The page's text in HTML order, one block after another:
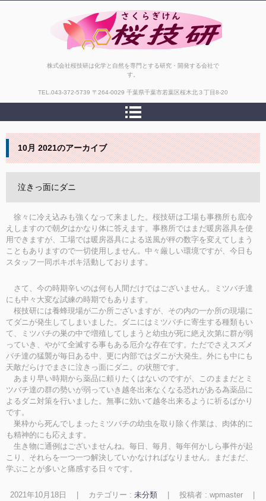
株式会社桜技研は化学と自然を専門とする研究・開発する会社で
す。
TEL. 043-372-5739 〒264-0029 千葉県千葉市若葉区桜木北３丁目8-20
10月 2021のアーカイブ
泣きっ面にダニ
徐々に冷え込みも強くなって来ました。桜技研は工場も事務所も底冷
えしますので朝夕はかなり体に答えます。事務所ではまだ暖房器具を使
用できますが、工場では暖房器具による送風が秤の数字を変えてしまう
こともありますので一切使用しません。中々厳しい環境ですが、今日も
スタッフ一同ポキポキ活動しております。
さて、今の時期辛いのは何も人間だけではございません。ミツバチ達
にも中々大変な試練の時期でもあります。
桜技研には養蜂現場が二か所ございますが、その内の一か所の現場に
てダニが発生してしまいました。ダニにはミツバチに寄生する種類もい
て、ミツバチの巣の中で増殖してしまうと幼虫が死に絶え次第に群が弱
っていき、やがて全滅する事もある厄介な存在です。ただでさえスズメ
バチ達の猛襲が毎日ある中、更に内部ではダニが大発生。外にも中にも
天敵だらけでまさに泣きっ面にダニ。の状態です。
あまり早い時期から薬品に頼りたくはないのですが、このままだとミ
ツバチ達の群の勢いが弱っていき越冬出来なくなる恐れがある為薬品に
よるダニ対策を行いました。無事に効いて越冬出来るように祈るばかり
です。
巣枠から死んでしまったミツバチの幼虫を取り除く作業は、肉体的に
も精神的にも応えます。
生き物に通例はございませんね。毎日、毎月、毎年何かしら事件が起
こり、それらを一つ一つ解決していかなければなりません。まだまだ、
学ぶことが多いと痛感する日々です。
2021年10月18日 カテゴリー : 未分類 投稿者 : wpmaster